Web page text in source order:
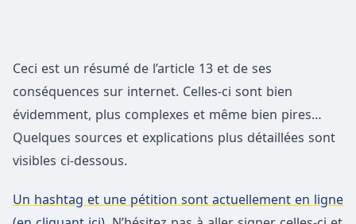
Ceci est un résumé de l’article 13 et de ses
conséquences sur internet. Celles-ci sont bien
évidemment, plus complexes et même bien pires…
Quelques sources et explications plus détaillées sont
visibles ci-dessous.
Un hashtag et une pétition sont actuellement en ligne